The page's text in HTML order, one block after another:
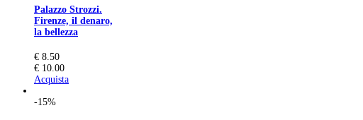
Palazzo Strozzi.
Firenze, il denaro,
la bellezza
€ 8.50
€ 10.00
Acquista
-15%